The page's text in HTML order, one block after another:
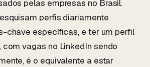
pelas empresas no Brasil.
perfis diariamente
chave específicas, e ter um perfil
vagas no LinkedIn sendo
é o equivalente a estar